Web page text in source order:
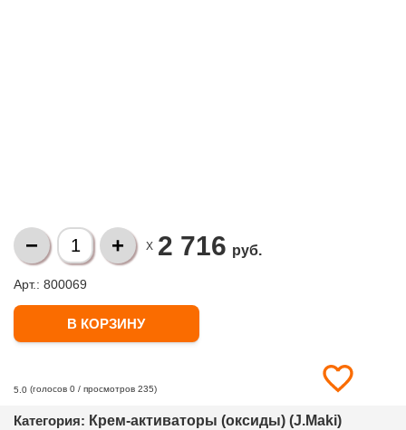
X 2 716 руб.
Арт.: 800069
5.0 (голосов 0 / просмотров 235)
Категория: Крем-активаторы (оксиды) (J.Maki)